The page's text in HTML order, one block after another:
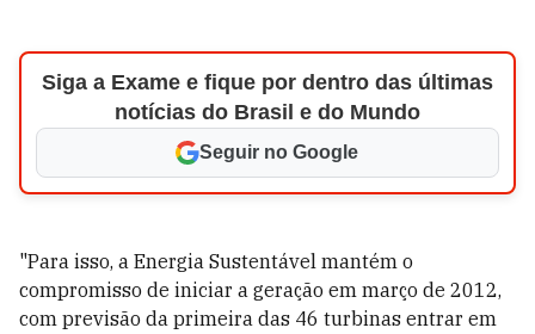
Siga a Exame e fique por dentro das últimas
notícias do Brasil e do Mundo
Seguir no Google
"Para isso, a Energia Sustentável mantém o
compromisso de iniciar a geração em março de 2012,
com previsão da primeira das 46 turbinas entrar em